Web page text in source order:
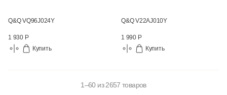
Q&Q VQ96J024Y
1 930 Р
Купить
Q&Q V22AJ010Y
1 990 Р
Купить
1–60 из 2657 товаров